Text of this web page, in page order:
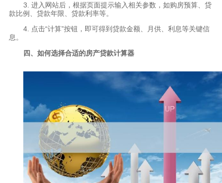
3. 进入网站后，根据页面提示输入相关参数，如购房预算、贷
款比例、贷款年限、贷款利率等。
4. 点击“计算”按钮，即可得到贷款金额、月供、利息等关键信
息。
四、如何选择合适的房产贷款计算器